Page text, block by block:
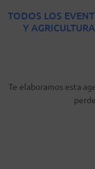
TODOS LOS
Y
Te elaboramos esta